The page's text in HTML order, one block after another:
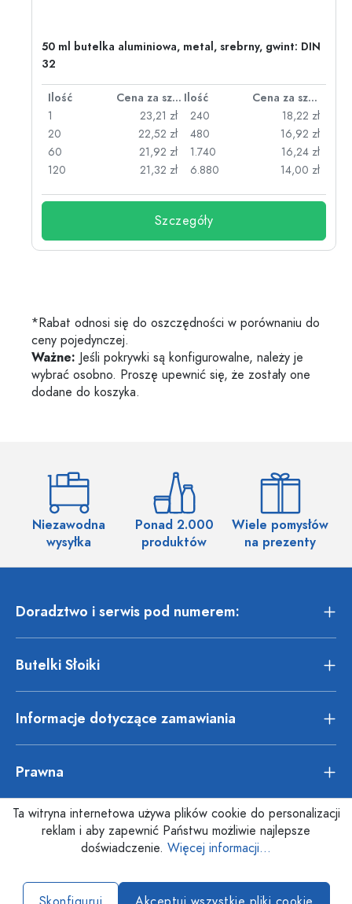
50 ml butelka aluminiowa, metal, srebrny, gwint: DIN
32
Ilość Cena za sztukę Ilość
Cena za sztukę
1
23,21 zł
20
22,52 zł
60
21,92 zł
120
21,32 zł
240
18,22 zł
480
16,92 zł
1.740
16,24 zł
6.880
14,00 zł
Szczegóły
*Rabat odnosi się do oszczędności w porównaniu do
ceny pojedynczej.
Ważne: Jeśli pokrywki są konfigurowalne, należy je
wybrać osobno. Proszę upewnić się, że zostały one
dodane do koszyka.
Niezawodna
wysyłka
Ponad 2.000
produktów
Wiele pomysłów
na prezenty
Doradztwo i serwis pod numerem:
Butelki Słoiki
Informacje dotyczące zamawiania
Prawna
Ta witryna internetowa używa plików cookie do personalizacji
reklam i aby zapewnić Państwu możliwie najlepsze
doświadczenie. Więcej informacji...